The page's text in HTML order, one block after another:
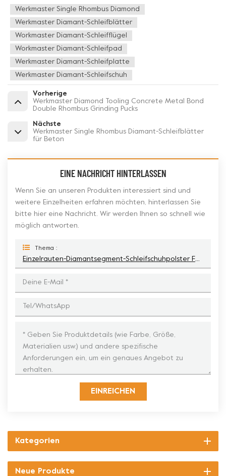
Werkmaster Single Rhombus Diamond
Werkmaster Diamant-Schleifblätter
Workmaster Diamant-Schleifflügel
Workmaster Diamant-Schleifpad
Werkmaster Diamant-Schleifplatte
Werkmaster Diamant-Schleifschuh
Vorherige
Werkmaster Diamond Tooling Concrete Metal Bond
Double Rhombus Grinding Pucks
Nächste
Werkmaster Single Rhombus Diamant-Schleifblätter
für Beton
EINE NACHRICHT HINTERLASSEN
Wenn Sie an unseren Produkten interessiert sind und
weitere Einzelheiten erfahren möchten, hinterlassen Sie
bitte hier eine Nachricht. Wir werden Ihnen so schnell wie
möglich antworten.
Thema :
Einzelrauten-Diamantsegment-Schleifschuhpolster Für Werkmaster
EINREICHEN
Kategorien
Neue Produkte